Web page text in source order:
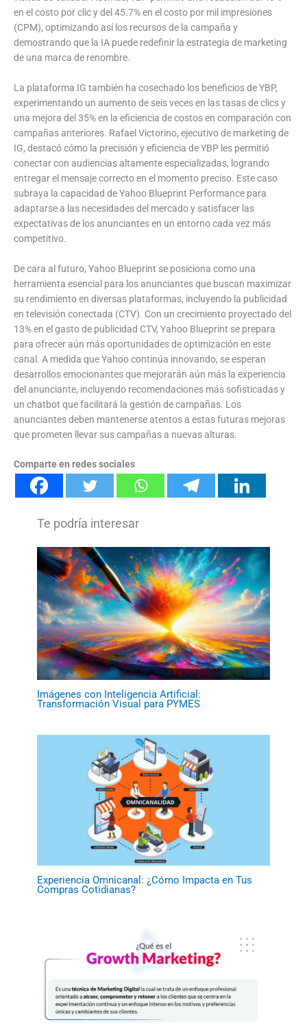
en el costo por clic y del 45.7% en el costo por mil impresiones
(CPM), optimizando así los recursos de la campaña y
demostrando que la IA puede redefinir la estrategia de marketing
de una marca de renombre.
La plataforma IG también ha cosechado los beneficios de YBP,
experimentando un aumento de seis veces en las tasas de clics y
una mejora del 35% en la eficiencia de costos en comparación con
campañas anteriores. Rafael Victorino, ejecutivo de marketing de
IG, destacó cómo la precisión y eficiencia de YBP les permitió
conectar con audiencias altamente especializadas, logrando
entregar el mensaje correcto en el momento preciso. Este caso
subraya la capacidad de Yahoo Blueprint Performance para
adaptarse a las necesidades del mercado y satisfacer las
expectativas de los anunciantes en un entorno cada vez más
competitivo.
De cara al futuro, Yahoo Blueprint se posiciona como una
herramienta esencial para los anunciantes que buscan maximizar
su rendimiento en diversas plataformas, incluyendo la publicidad
en televisión conectada (CTV). Con un crecimiento proyectado del
13% en el gasto de publicidad CTV, Yahoo Blueprint se prepara
para ofrecer aún más oportunidades de optimización en este
canal. A medida que Yahoo continúa innovando, se esperan
desarrollos emocionantes que mejorarán aún más la experiencia
del anunciante, incluyendo recomendaciones más sofisticadas y
un chatbot que facilitará la gestión de campañas. Los
anunciantes deben mantenerse atentos a estas futuras mejoras
que prometen llevar sus campañas a nuevas alturas.
Comparte en redes sociales
Imágenes con Inteligencia Artificial:
Transformación Visual para PYMES
Experiencia Omnicanal: ¿Cómo Impacta en Tus
Compras Cotidianas?